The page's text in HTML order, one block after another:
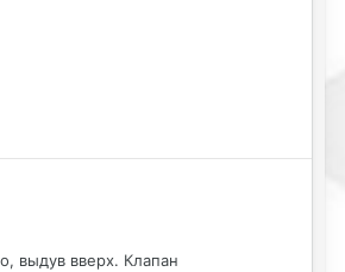
выдув вверх. Клапан